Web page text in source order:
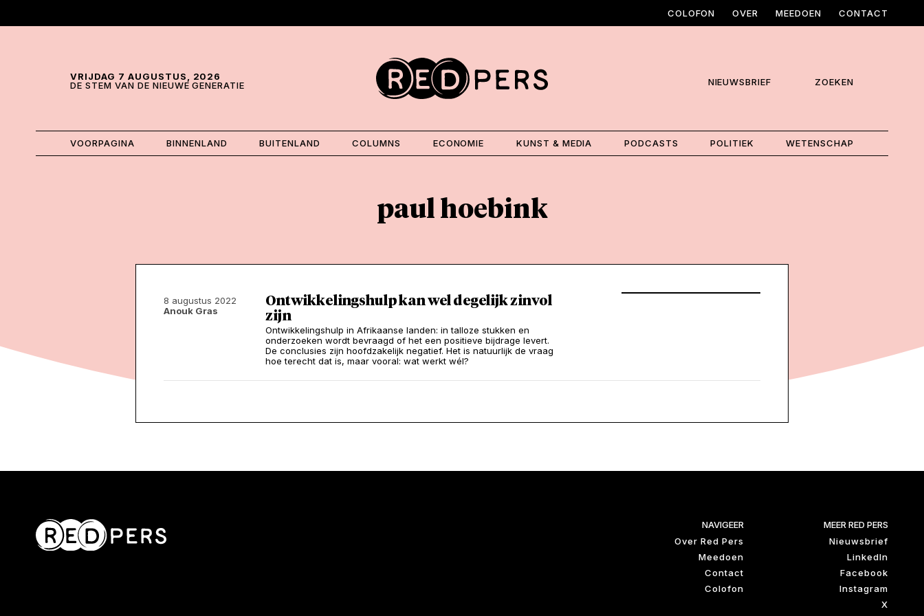
COLOFON OVER MEEDOEN CONTACT
VRIJDAG 7 AUGUSTUS, 2026
DE STEM VAN DE NIEUWE GENERATIE
NIEUWSBRIEF ZOEKEN
VOORPAGINA BINNENLAND BUITENLAND COLUMNS ECONOMIE KUNST & MEDIA PODCASTS POLITIEK WETENSCHAP
paul hoebink
8 augustus 2022
Anouk Gras
Ontwikkelingshulp kan wel degelijk zinvol
zijn
Ontwikkelingshulp in Afrikaanse landen: in talloze stukken en
onderzoeken wordt bevraagd of het een positieve bijdrage levert.
De conclusies zijn hoofdzakelijk negatief. Het is natuurlijk de vraag
hoe terecht dat is, maar vooral: wat werkt wél?
NAVIGEER
Over Red Pers
Meedoen
Contact
Colofon
MEER RED PERS
Nieuwsbrief
LinkedIn
Facebook
Instagram
X